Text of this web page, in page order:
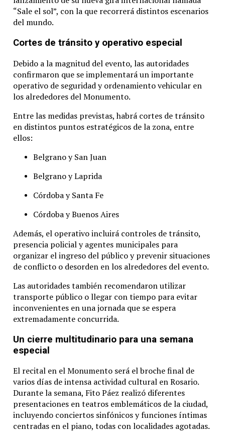
“Sale el sol”, conla que recorrerá distintos escenarios
del mundo.
Cortes de tránsito y operativo especial
Debido ala magnitud del evento, las autoridades
confirmaron que seimplementaráunimportante
operativo de seguridadyordenamientovehicular en
los alrededores delMonumento.
Entrelas medidas previstas,habrá cortes detránsito
en distintos puntos estratégicos dela zona, entre
ellos:
BelgranoySanJuan
BelgranoyLaprida
CórdobaySanta Fe
CórdobayBuenosAires
Además, el operativoincluirá controles detránsito,
presencia policialyagentes municipales para
organizar elingreso del públicoyprevenir situaciones
de conflicto o desorden enlos alrededores del evento.
Las autoridadestambién recomendaronutilizar
transporte público ollegar contiempo para evitar
inconvenientes enunajornada que se espera
extremadamente concurrida.
Un cierre multitudinario para una semana
especial
El recital en elMonumento será elbrochefinal de
varios días deintensa actividad cultural enRosario.
Durantela semana, Fito Páez realizó diferentes
presentaciones enteatros emblemáticos dela ciudad,
incluyendo conciertos sinfónicosyfunciones íntimas
centradas en el piano, todas conlocalidades agotadas.